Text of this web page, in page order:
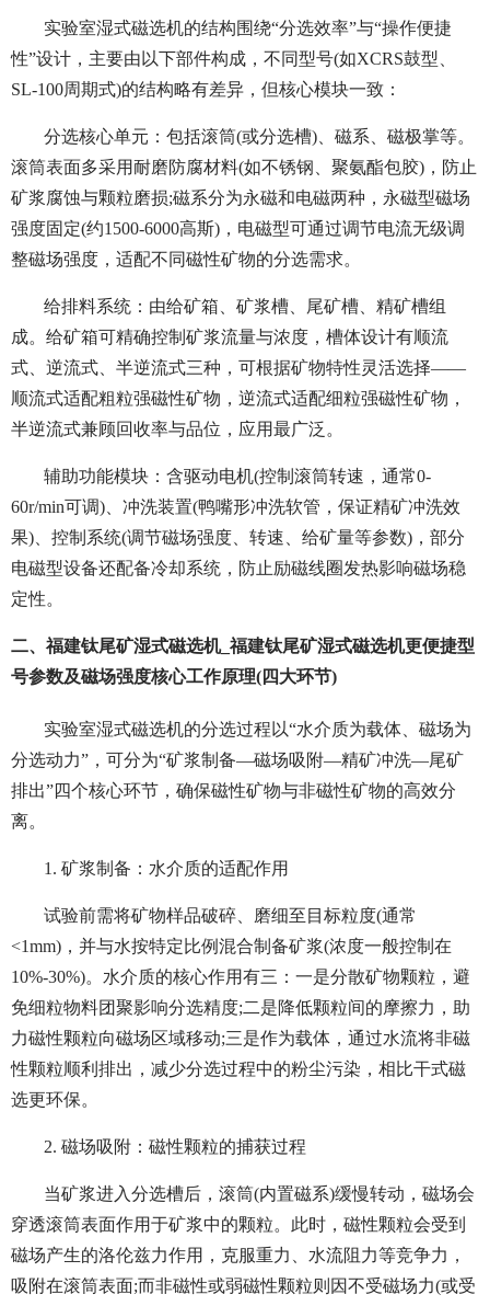
实验室湿式磁选机的结构围绕“分选效率”与“操作便捷
性”设计，主要由以下部件构成，不同型号(如XCRS鼓型、
SL-100周期式)的结构略有差异，但核心模块一致：
分选核心单元：包括滚筒(或分选槽)、磁系、磁极掌等。
滚筒表面多采用耐磨防腐材料(如不锈钢、聚氨酯包胶)，防止
矿浆腐蚀与颗粒磨损;磁系分为永磁和电磁两种，永磁型磁场
强度固定(约1500-6000高斯)，电磁型可通过调节电流无级调
整磁场强度，适配不同磁性矿物的分选需求。
给排料系统：由给矿箱、矿浆槽、尾矿槽、精矿槽组
成。给矿箱可精确控制矿浆流量与浓度，槽体设计有顺流
式、逆流式、半逆流式三种，可根据矿物特性灵活选择——
顺流式适配粗粒强磁性矿物，逆流式适配细粒强磁性矿物，
半逆流式兼顾回收率与品位，应用最广泛。
辅助功能模块：含驱动电机(控制滚筒转速，通常0-
60r/min可调)、冲洗装置(鸭嘴形冲洗软管，保证精矿冲洗效
果)、控制系统(调节磁场强度、转速、给矿量等参数)，部分
电磁型设备还配备冷却系统，防止励磁线圈发热影响磁场稳
定性。
二、福建钛尾矿湿式磁选机_福建钛尾矿湿式磁选机更便捷型
号参数及磁场强度核心工作原理(四大环节)
实验室湿式磁选机的分选过程以“水介质为载体、磁场为
分选动力”，可分为“矿浆制备—磁场吸附—精矿冲洗—尾矿
排出”四个核心环节，确保磁性矿物与非磁性矿物的高效分
离。
1. 矿浆制备：水介质的适配作用
试验前需将矿物样品破碎、磨细至目标粒度(通常
<1mm)，并与水按特定比例混合制备矿浆(浓度一般控制在
10%-30%)。水介质的核心作用有三：一是分散矿物颗粒，避
免细粒物料团聚影响分选精度;二是降低颗粒间的摩擦力，助
力磁性颗粒向磁场区域移动;三是作为载体，通过水流将非磁
性颗粒顺利排出，减少分选过程中的粉尘污染，相比干式磁
选更环保。
2. 磁场吸附：磁性颗粒的捕获过程
当矿浆进入分选槽后，滚筒(内置磁系)缓慢转动，磁场会
穿透滚筒表面作用于矿浆中的颗粒。此时，磁性颗粒会受到
磁场产生的洛伦兹力作用，克服重力、水流阻力等竞争力，
吸附在滚筒表面;而非磁性或弱磁性颗粒则因不受磁场力(或受